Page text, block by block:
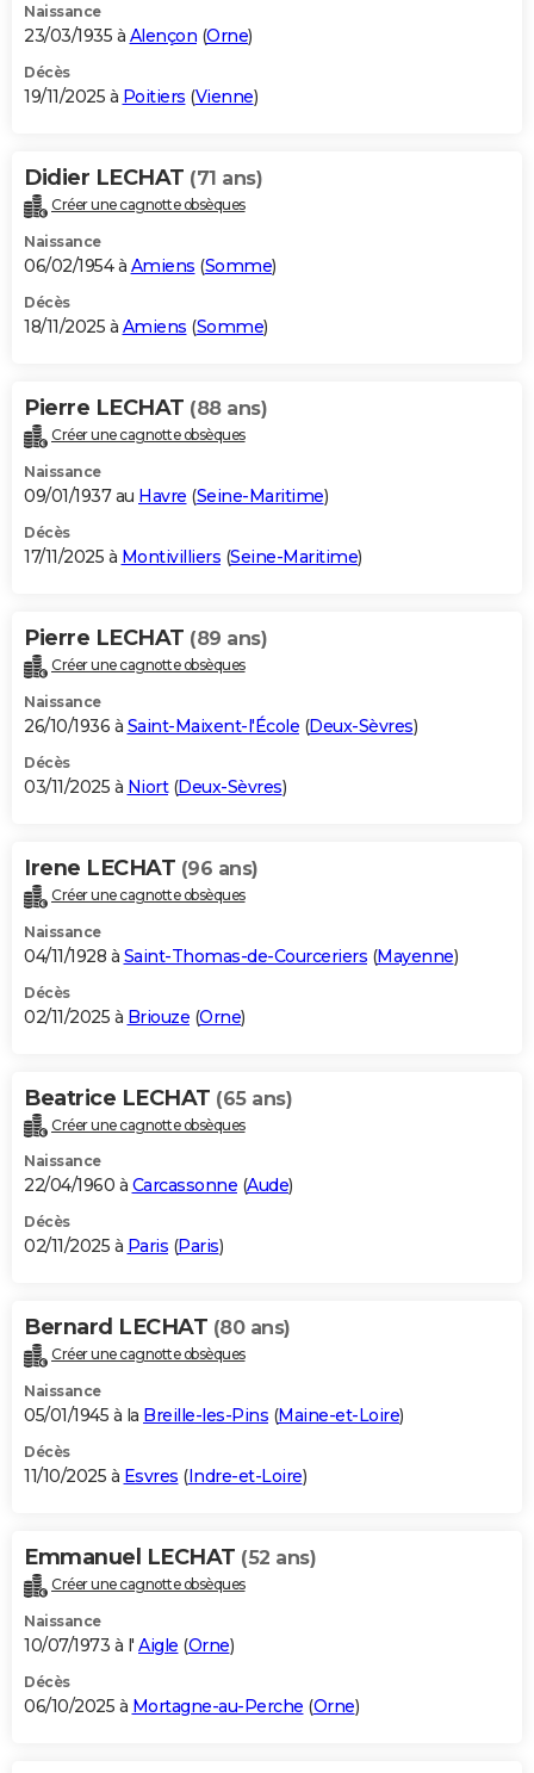
Naissance
23/03/1935 à Alençon (Orne)
Décès
19/11/2025 à Poitiers (Vienne)
Didier LECHAT (71 ans)
Créer une cagnotte obsèques
Naissance
06/02/1954 à Amiens (Somme)
Décès
18/11/2025 à Amiens (Somme)
Pierre LECHAT (88 ans)
Créer une cagnotte obsèques
Naissance
09/01/1937 au Havre (Seine-Maritime)
Décès
17/11/2025 à Montivilliers (Seine-Maritime)
Pierre LECHAT (89 ans)
Créer une cagnotte obsèques
Naissance
26/10/1936 à Saint-Maixent-l'École (Deux-Sèvres)
Décès
03/11/2025 à Niort(Deux-Sèvres)
Irene LECHAT (96 ans)
Créer une cagnotte obsèques
Naissance
04/11/1928 à Saint-Thomas-de-Courceriers (Mayenne)
Décès
02/11/2025 à Briouze (Orne)
Beatrice LECHAT (65 ans)
Créer une cagnotte obsèques
Naissance
22/04/1960 à Carcassonne (Aude)
Décès
02/11/2025 à Paris (Paris)
Bernard LECHAT (80 ans)
Créer une cagnotte obsèques
Naissance
05/01/1945 à la Breille-les-Pins (Maine-et-Loire)
Décès
11/10/2025 à Esvres (Indre-et-Loire)
Emmanuel LECHAT (52 ans)
Créer une cagnotte obsèques
Naissance
10/07/1973 à l' Aigle (Orne)
Décès
06/10/2025 à Mortagne-au-Perche (Orne)